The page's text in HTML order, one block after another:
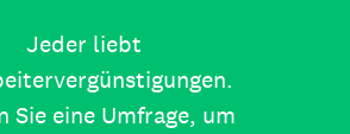
Jeder liebt
Sie eine Umfrage, um